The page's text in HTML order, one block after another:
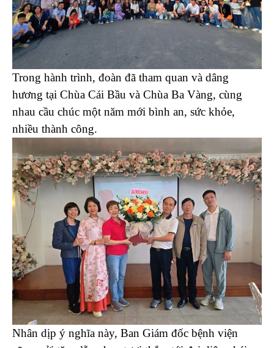
Trong hành trình, đoàn đã tham quan và dâng
hương tại Chùa Cái Bầu và Chùa Ba Vàng, cùng
nhau cầu chúc một năm mới bình an, sức khỏe,
nhiều thành công.
Nhân dịp ý nghĩa này, Ban Giám đốc bệnh viện